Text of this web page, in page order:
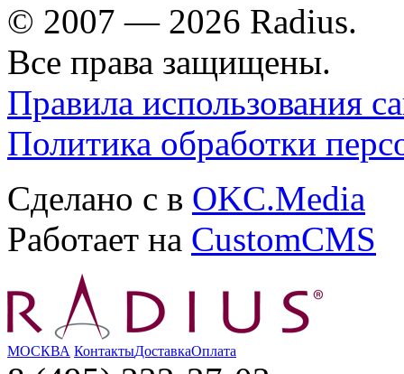
© 2007 — 2026 Radius.
Все права защищены.
Правила использования
Политика обработки
Сделано с в OKC.Media
Работает на CustomCMS
МОСКВА КонтактыДоставкаОплата